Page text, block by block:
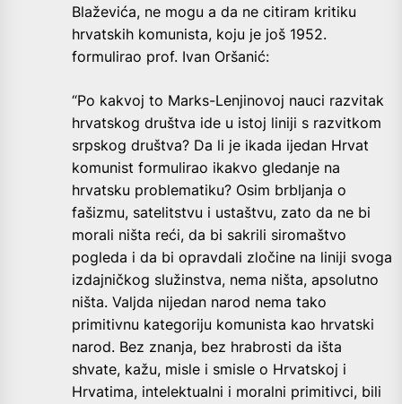
Blaževića, ne mogu a da ne citiram kritiku
hrvatskih komunista, koju je još 1952.
formulirao prof. Ivan Oršanić:
“Po kakvoj to Marks-Lenjinovoj nauci razvitak
hrvatskog društva ide u istoj liniji s razvitkom
srpskog društva? Da li je ikada ijedan Hrvat
komunist formulirao ikakvo gledanje na
hrvatsku problematiku? Osim brbljanja o
fašizmu, satelitstvu i ustaštvu, zato da ne bi
morali ništa reći, da bi sakrili siromaštvo
pogleda i da bi opravdali zločine na liniji svoga
izdajničkog služinstva, nema ništa, apsolutno
ništa. Valjda nijedan narod nema tako
primitivnu kategoriju komunista kao hrvatski
narod. Bez znanja, bez hrabrosti da išta
shvate, kažu, misle i smisle o Hrvatskoj i
Hrvatima, intelektualni i moralni primitivci, bili